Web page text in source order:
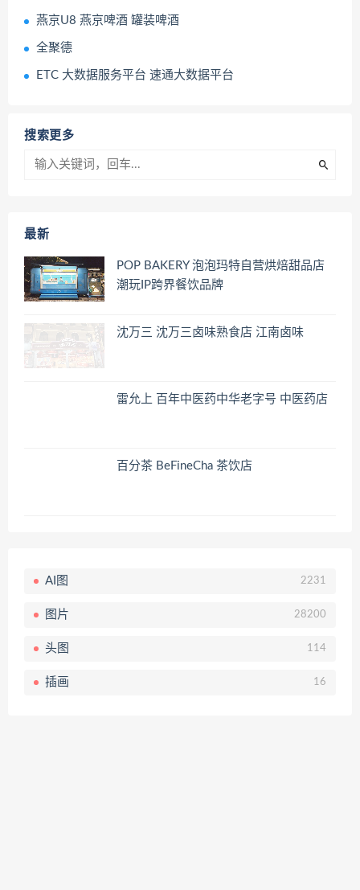
燕京U8 燕京啤酒 罐装啤酒
全聚德
ETC 大数据服务平台 速通大数据平台
搜索更多
最新
POP BAKERY 泡泡玛特自营烘焙甜品店
潮玩IP跨界餐饮品牌
沈万三 沈万三卤味熟食店 江南卤味
雷允上 百年中医药中华老字号 中医药店
百分茶 BeFineCha 茶饮店
AI图 2231
图片 28200
头图 114
插画 16